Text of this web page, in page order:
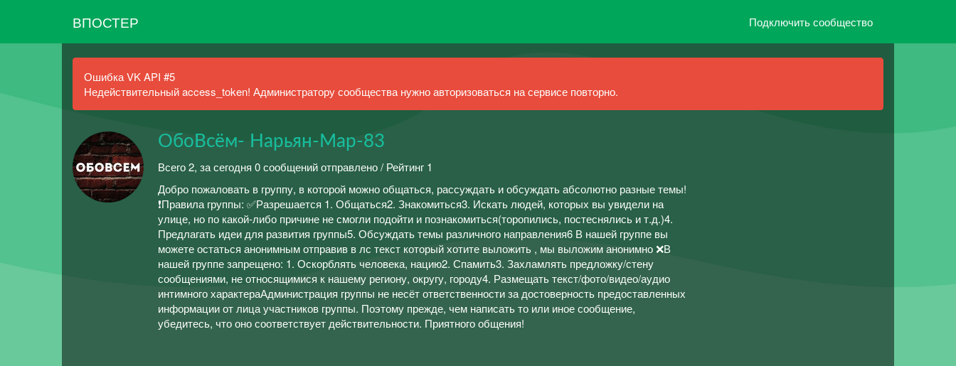
ВПОСТЕР Подключить сообщество
Ошибка VK API #5
Недействительный access_token! Администратору сообщества нужно авторизоваться на сервисе повторно.
ОбоВсём- Нарьян-Мар-83
Всего 2, за сегодня 0 сообщений отправлено / Рейтинг 1
Добро пожаловать в группу, в которой можно общаться, рассуждать и обсуждать абсолютно разные темы!
❗️Правила группы: ✅Разрешается 1. Общаться2. Знакомиться3. Искать людей, которых вы увидели на
улице, но по какой-либо причине не смогли подойти и познакомиться(торопились, постеснялись и т.д.)4.
Предлагать идеи для развития группы5. Обсуждать темы различного направления6 В нашей группе вы
можете остаться анонимным отправив в лс текст который хотите выложить , мы выложим анонимно ❌В
нашей группе запрещено: 1. Оскорблять человека, нацию2. Спамить3. Захламлять предложку/стену
сообщениями, не относящимися к нашему региону, округу, городу4. Размещать текст/фото/видео/аудио
интимного характераАдминистрация группы не несёт ответственности за достоверность предоставленных
информации от лица участников группы. Поэтому прежде, чем написать то или иное сообщение,
убедитесь, что оно соответствует действительности. Приятного общения!